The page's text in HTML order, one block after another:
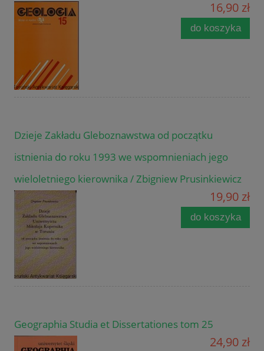
16,90 zł
do koszyka
Dzieje Zakładu Gleboznawstwa od początku
istnienia do roku 1993 we wspomnieniach jego
wieloletniego kierownika / Zbigniew Prusinkiewicz
19,90 zł
do koszyka
Geographia Studia et Dissertationes tom 25
24,90 zł